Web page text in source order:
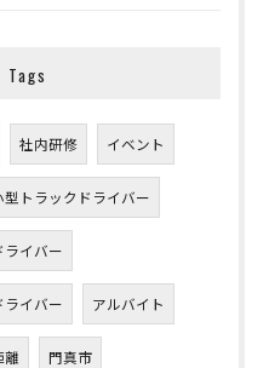
Tags
社内研修 イベント
型トラックドライバー
ライバー
イバー アルバイト
離 門真市